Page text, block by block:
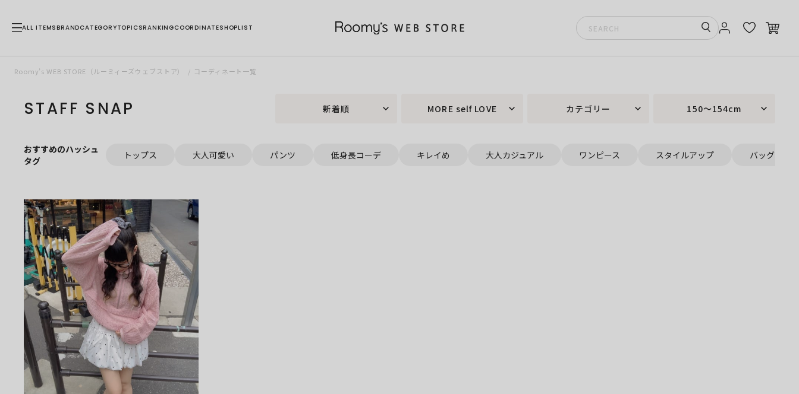
ALL ITEMSBRANDCATEGORYTOPICSRANKINGCOORDINATESHOPLIST
Roomy’s WEB STORE（ルーミィーズウェブストア） コーディネート一覧
STAFF SNAP 新着順 MORE self LOVE カテゴリー 150～154cm
おすすめのハッシュ
タグ
トップス 大人可愛い パンツ 低身長コーデ キレイめ 大人カジュアル ワンピース スタイルアップ バッグ